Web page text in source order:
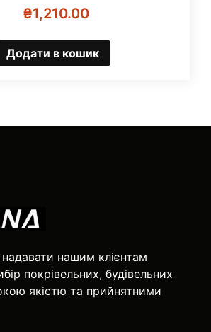
₴1,210.00
Додати в кошик
нашим клієнтам
покрівельних, будівельних
якістю та прийнятними